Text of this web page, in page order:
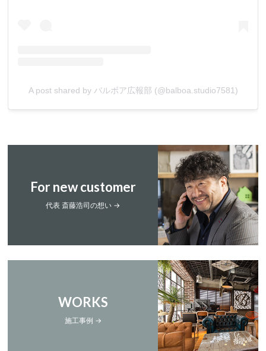
A post shared by バルボア広報部 (@balboa.studio7581)
For new customer
代表 斎藤浩司の想い →
WORKS
施工事例 →